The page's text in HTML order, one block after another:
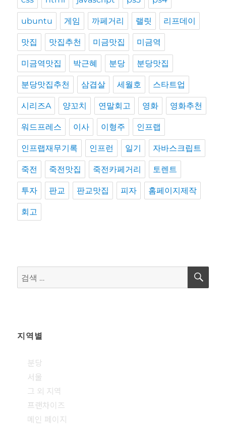
ubuntu 게임 까페거리 랠릿 리프데이
맛집 맛집추천 미금맛집 미금역
미금역맛집 박근혜 분당 분당맛집
분당맛집추천 삼겹살 세월호 스타트업
시리즈A 양꼬치 연말회고 영화 영화추천
워드프레스 이사 이형주 인프랩
인프랩재무기록 인프런 일기 자바스크립트
죽전 죽전맛집 죽전카페거리 토렌트
투자 판교 판교맛집 피자 홈페이지제작
회고
검
색:
검
지역별
분당
서울
그 외 지역
프랜차이즈
메인 페이지